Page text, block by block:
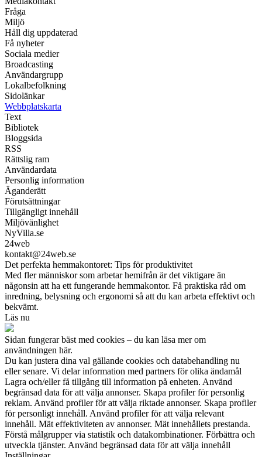
Fråga
Miljö
Håll dig uppdaterad
Få nyheter
Sociala medier
Broadcasting
Användargrupp
Lokalbefolkning
Sidolänkar
Webbplatskarta
Text
Bibliotek
Bloggsida
RSS
Rättslig ram
Användardata
Personlig information
Äganderätt
Förutsättningar
Tillgängligt innehåll
Miljövänlighet
NyVilla.se
24web
kontakt@24web.se
Det perfekta hemmakontoret: Tips för produktivitet
Med fler människor som arbetar hemifrån är det viktigare än
någonsin att ha ett fungerande hemmakontor. Få praktiska råd om
inredning, belysning och ergonomi så att du kan arbeta effektivt och
bekvämt.
Läs nu
Sidan fungerar bäst med cookies – du kan läsa mer om
användningen här.
Du kan justera dina val gällande cookies och databehandling nu
eller senare. Vi delar information med partners för olika ändamål
Lagra och/eller få tillgång till information på enheten. Använd
begränsad data för att välja annonser. Skapa profiler för personlig
reklam. Använd profiler för att välja riktade annonser. Skapa profiler
för personligt innehåll. Använd profiler för att välja relevant
innehåll. Mät effektiviteten av annonser. Mät innehållets prestanda.
Förstå målgrupper via statistik och datakombinationer. Förbättra och
utveckla tjänster. Använd begränsad data för att välja innehåll